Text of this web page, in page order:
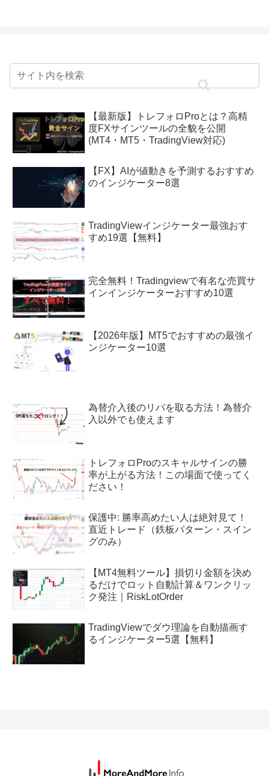
【最新版】トレフォロProとは？高精
度FXサインツールの全貌を公開
(MT4・MT5・TradingView対応)
【FX】AIが値動きを予測するおすすめ
のインジケーター8選
TradingViewインジケーター最強おす
すめ19選【無料】
完全無料！Tradingviewで有名な売買サ
インインジケーターおすすめ10選
【2026年版】MT5でおすすめの最強イ
ンジケーター10選
為替介入後のリバを取る方法！為替介
入以外でも使えます
トレフォロProのスキャルサインの勝
率が上がる方法！この場面で使ってく
ださい！
保護中: 勝率高めたい人は絶対見て！
直近トレード（鉄板パターン・スイン
グのみ）
【MT4無料ツール】損切り金額を決め
るだけでロット自動計算＆ワンクリッ
ク発注｜RiskLotOrder
TradingViewでダウ理論を自動描画す
るインジケーター5選【無料】